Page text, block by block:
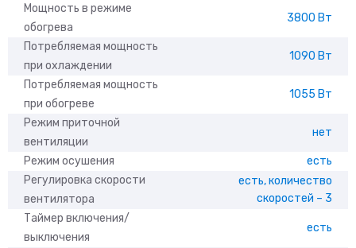
Мощность в режиме
обогрева
3800 Вт
Потребляемая мощность
при охлаждении
1090 Вт
Потребляемая мощность
при обогреве
1055 Вт
Режим приточной
вентиляции
нет
Режим осушения
есть
Регулировка скорости
вентилятора
есть, количество
скоростей – 3
Таймер включения/
выключения
есть